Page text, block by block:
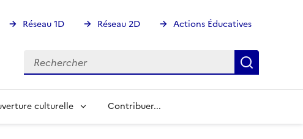
Réseau 1D Réseau 2D Actions Éducatives
Rechercher
Rechercher
culturelle Contribuer...